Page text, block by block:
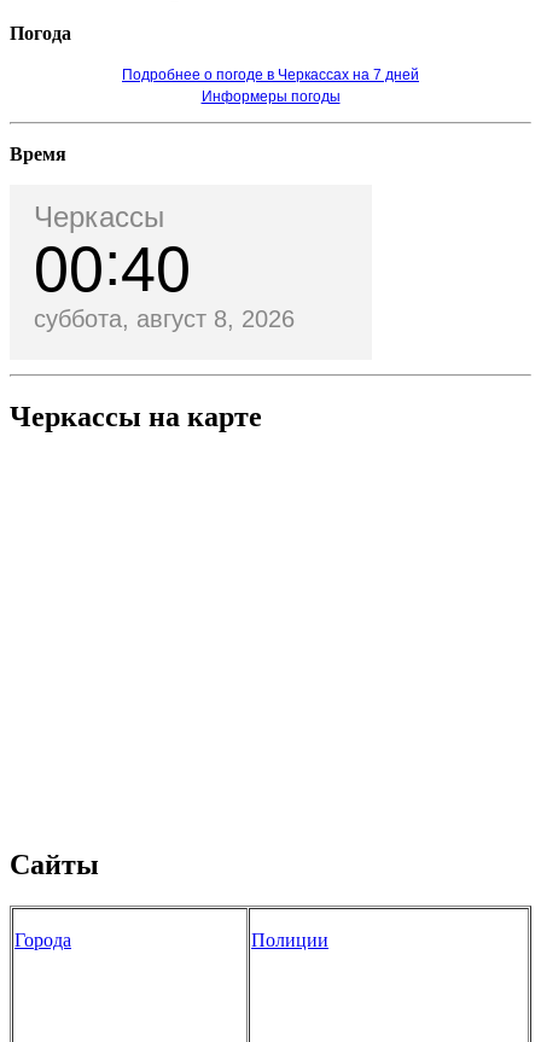
Погода
Подробнее о погоде в Черкассах на 7 дней
Информеры погоды
Время
Черкассы
00 40
суббота, август 8, 2026
Черкассы на карте
Сайты
Города Полиции